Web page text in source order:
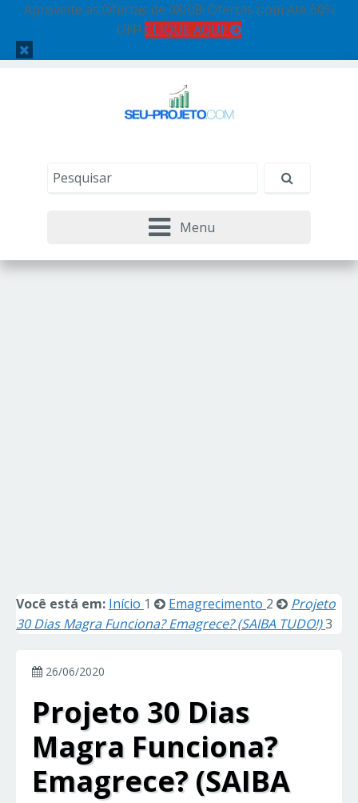
Aproveite as Ofertas de 08/08! Ofertas Com Até 60%
OFF! CLIQUE AQUI!
Menu
Você está em: Início 1 Emagrecimento 2
Projeto
30 Dias Magra Funciona? Emagrece? (SAIBA TUDO!)3
26/06/2020
Projeto 30 Dias
Magra Funciona?
Emagrece? (SAIBA